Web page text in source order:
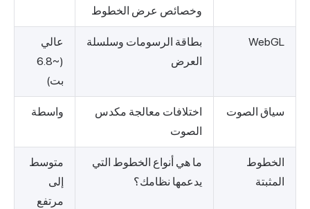
وخصائص عرض الخطوط
WebGL
بطاقة الرسومات وسلسلة
العرض
عالي
(~6.8
بت)
سياق الصوت
اختلافات معالجة مكدس
الصوت
واسطة
الخطوط
المثبتة
ما هي أنواع الخطوط التي
يدعمها نظامك؟
متوسط
إلى
مرتفع